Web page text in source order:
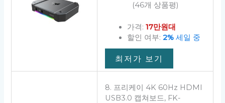
(46개 상품평)
가격: 17만원대
할인 여부: 2%세일 중
최저가 보기
8. 프리케이 4K 60Hz HDMI
USB3.0 캡쳐보드, FK-